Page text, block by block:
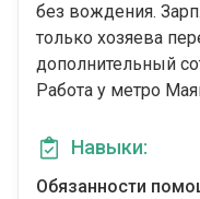
без вождения.
только хозяева
дополнительный
Работа у метро
Навыки:
Обязанности